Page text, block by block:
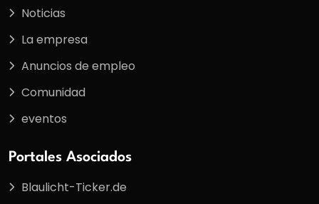
Noticias
La empresa
Anuncios de empleo
Comunidad
eventos
Portales Asociados
Blaulicht-Ticker.de